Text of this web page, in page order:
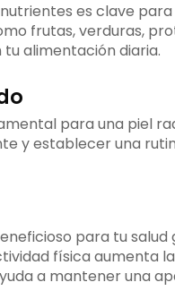
es clave
frutas, verduras,
alimentación diaria.
para una piel
y establecer una
para tu salud
física aumenta la
a mantener una